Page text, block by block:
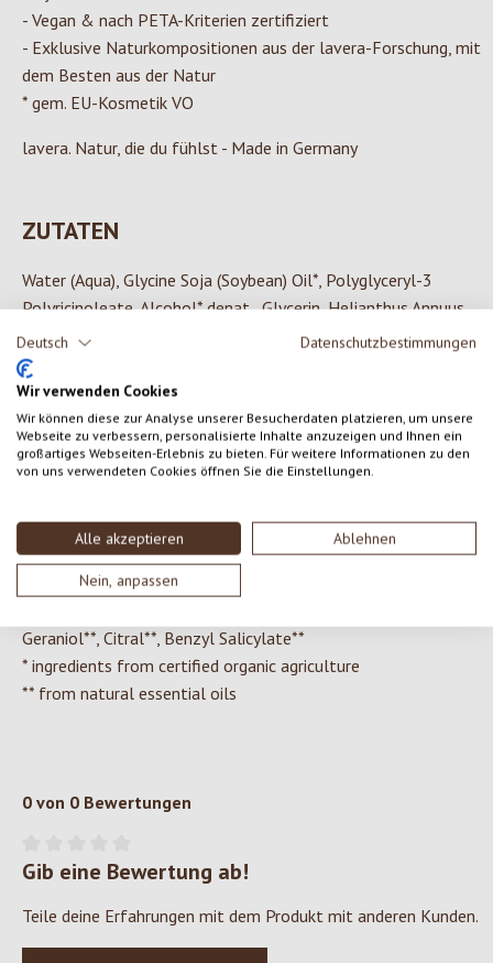
Deutsch Datenschutzbestimmungen
Wir verwenden Cookies
Wir können diese zur Analyse unserer Besucherdaten platzieren, um unsere
Webseite zu verbessern, personalisierte Inhalte anzuzeigen und Ihnen ein
großartiges Webseiten-Erlebnis zu bieten. Für weitere Informationen zu den
von uns verwendeten Cookies öffnen Sie die Einstellungen.
Alle akzeptieren Ablehnen
Nein, anpassen
- Vegan & nach PETA-Kriterien zertifiziert
- Exklusive Naturkompositionen aus der lavera-Forschung, mit
dem Besten aus der Natur
* gem. EU-Kosmetik VO
lavera. Natur, die du fühlst - Made in Germany
ZUTATEN
Water (Aqua), Glycine Soja (Soybean) Oil*, Polyglyceryl-3
Polyricinoleate, Alcohol* denat., Glycerin, Helianthus Annuus
(Sunflower) Hybrid Oil*, Caprylic/Capric Triglyceride, Glyceryl
Oleate, Hydrogenated Castor Oil, Melissa Officinalis Leaf
Extract*, Calendula Officinalis Flower Extract*,
Butyrospermum Parkii (Shea) Butter*, Aloe Barbadensis Leaf
Juice*, Canola Oil, Tridecane, Magnesium Sulfate, Glyceryl
Undecylenate, Xanthan Gum, Undecane, Levulinic Acid, Sodium
Oil*, Hydrogenated Palm Glycerides, Lecithin, Ascorbyl
Palmitate, Hydrogenated Lecithin, Hydrogenated Palm
Glycerides Citrate, Brassica Campestris (Rapeseed) Sterols,
Geraniol**, Citral**, Benzyl Salicylate**
* ingredients from certified organic agriculture
** from natural essential oils
0 von 0 Bewertungen
Durchschnittliche Bewertung von 0 von 5 Sternen
Gib eine Bewertung ab!
Teile deine Erfahrungen mit dem Produkt mit anderen Kunden.